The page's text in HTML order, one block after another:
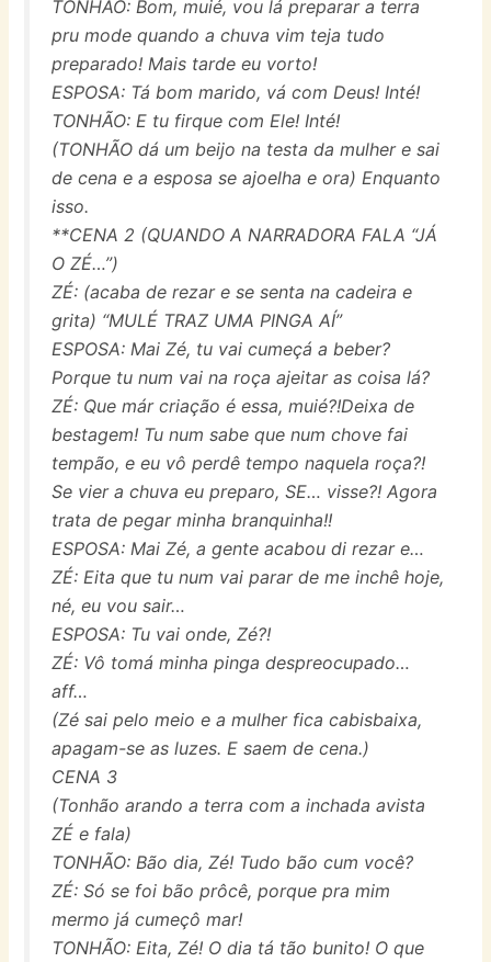
TONHÃO: Bom, muié, vou lá preparar a terra
pru mode quando a chuva vim teja tudo
preparado! Mais tarde eu vorto!
ESPOSA: Tá bom marido, vá com Deus! Inté!
TONHÃO: E tu firque com Ele! Inté!
(TONHÃO dá um beijo na testa da mulher e sai
de cena e a esposa se ajoelha e ora) Enquanto
isso.
**CENA 2 (QUANDO A NARRADORA FALA “JÁ
O ZÉ…”)
ZÉ: (acaba de rezar e se senta na cadeira e
grita) “MULÉ TRAZ UMA PINGA AÍ”
ESPOSA: Mai Zé, tu vai cumeçá a beber?
Porque tu num vai na roça ajeitar as coisa lá?
ZÉ: Que már criação é essa, muié?!Deixa de
bestagem! Tu num sabe que num chove fai
tempão, e eu vô perdê tempo naquela roça?!
Se vier a chuva eu preparo, SE… visse?! Agora
trata de pegar minha branquinha!!
ESPOSA: Mai Zé, a gente acabou di rezar e…
ZÉ: Eita que tu num vai parar de me inchê hoje,
né, eu vou sair…
ESPOSA: Tu vai onde, Zé?!
ZÉ: Vô tomá minha pinga despreocupado…
aff…
(Zé sai pelo meio e a mulher fica cabisbaixa,
apagam-se as luzes. E saem de cena.)
CENA 3
(Tonhão arando a terra com a inchada avista
ZÉ e fala)
TONHÃO: Bão dia, Zé! Tudo bão cum você?
ZÉ: Só se foi bão prôcê, porque pra mim
mermo já cumeçô mar!
TONHÃO: Eita, Zé! O dia tá tão bunito! O que